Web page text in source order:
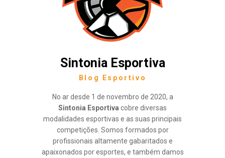
Sintonia Esportiva
Blog Esportivo
No ar desde 1 de novembro de 2020, a
Sintonia Esportiva cobre diversas
modalidades esportivas e as suas principais
competições. Somos formados por
profissionais altamente gabaritados e
apaixonados por esportes, e também damos